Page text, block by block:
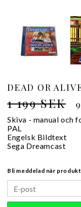
DEAD OR
1 199 SEK
Skiva - manual och
PAL
Engelsk Bildtext
Sega Dreamcast
Bli meddelad när